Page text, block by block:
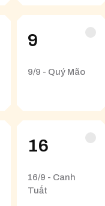
9
9/9 - Quý Mão
16
16/9 - Canh
Tuất